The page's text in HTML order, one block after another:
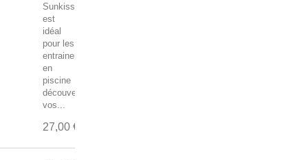
Sunkissed
est
idéal
pour les
entrainements
en
piscine
découverte,
vos...
27,00 €